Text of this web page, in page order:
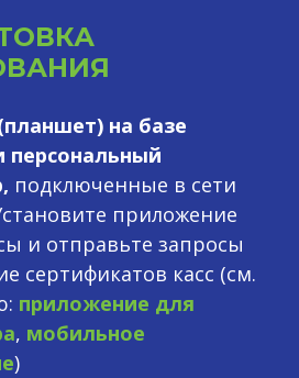
на базе
персональный
подключенные в сети
приложение
и отправьте запросы
сертификатов касс (см.
приложение для
, мобильное
)